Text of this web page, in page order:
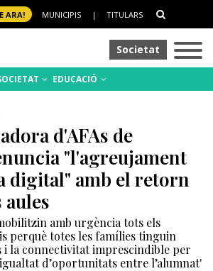
ARA! MUNICIPIS | TITULARS
Societat
EDUCACIÓ
d'AFAs de
"l'agreujament
digital" amb el retorn
amb urgència tots els
perquè totes les famílies tinguin
i la connectivitat imprescindible per
d’oportunitats entre l’alumnat'